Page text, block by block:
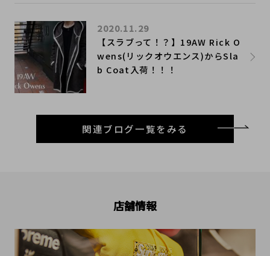
【スラブって！？】19AW Rick O
wens(リックオウエンス)からSla
b Coat入荷！！！
2020.11.29
関連ブログ一覧をみる
店舗情報